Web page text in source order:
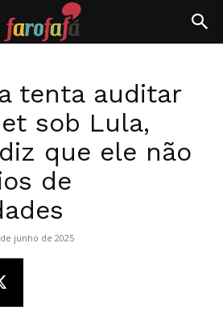
tenta auditar
sob Lula,
que ele não
de
junho de 2025